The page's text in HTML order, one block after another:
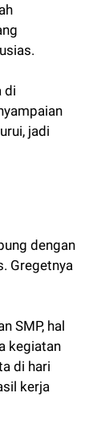
di
jadi
dengan
Gregetnya
SMP, hal
kegiatan
di hari
kerja